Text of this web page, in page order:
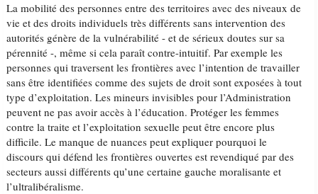
La mobilité des personnes entre des territoires avec des niveaux de
vie et des droits individuels très différents sans intervention des
autorités génère de la vulnérabilité - et de sérieux doutes sur sa
pérennité -, même si cela paraît contre-intuitif. Par exemple les
personnes qui traversent les frontières avec l’intention de travailler
sans être identifiées comme des sujets de droit sont exposées à tout
type d’exploitation. Les mineurs invisibles pour l’Administration
peuvent ne pas avoir accès à l’éducation. Protéger les femmes
contre la traite et l’exploitation sexuelle peut être encore plus
difficile. Le manque de nuances peut expliquer pourquoi le
discours qui défend les frontières ouvertes est revendiqué par des
secteurs aussi différents qu’une certaine gauche moralisante et
l’ultralibéralisme.